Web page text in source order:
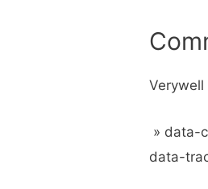
» data-
data-